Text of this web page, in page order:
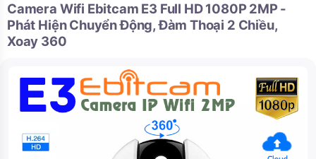
Camera Wifi Ebitcam E3 Full HD 1080P 2MP -
Phát Hiện Chuyển Động, Đàm Thoại 2 Chiều,
Xoay 360